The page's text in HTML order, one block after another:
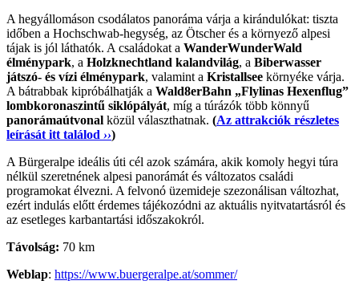
A hegyállomáson csodálatos panoráma várja a kirándulókat: tiszta
időben a Hochschwab-hegység, az Ötscher és a környező alpesi
tájak is jól láthatók. A családokat a WanderWunderWald
élménypark, a Holzknechtland kalandvilág, a Biberwasser
játszó- és vízi élménypark, valamint a Kristallsee környéke várja.
A bátrabbak kipróbálhatják a Wald8erBahn „Flylinas Hexenflug”
lombkoronaszintű siklópályát, míg a túrázók több könnyű
panorámaútvonal közül választhatnak. (Az attrakciók részletes
leírását itt találod ››)
A Bürgeralpe ideális úti cél azok számára, akik komoly hegyi túra
nélkül szeretnének alpesi panorámát és változatos családi
programokat élvezni. A felvonó üzemideje szezonálisan változhat,
ezért indulás előtt érdemes tájékozódni az aktuális nyitvatartásról és
az esetleges karbantartási időszakokról.
Távolság: 70 km
Weblap: https://www.buergeralpe.at/sommer/